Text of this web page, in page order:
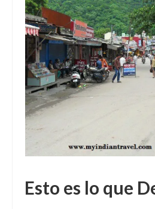
CONTACTO
Esto es lo que